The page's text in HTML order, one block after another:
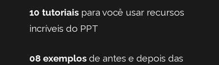
10 tutoriais para você usar recursos
incríveis do PPT
08 exemplos de antes e depois das